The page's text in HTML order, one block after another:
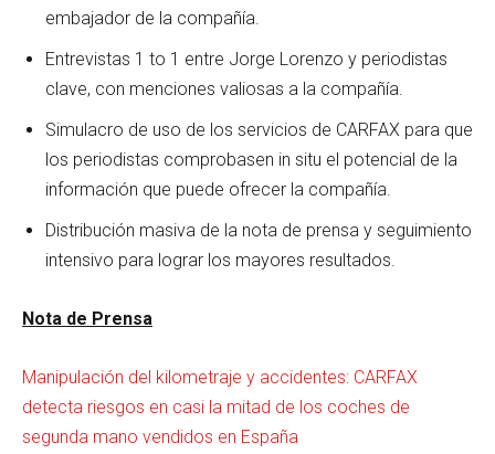
embajador de la compañía.
Entrevistas 1 to 1 entre Jorge Lorenzo y periodistas
clave, con menciones valiosas a la compañía.
Simulacro de uso de los servicios de CARFAX para que
los periodistas comprobasen in situ el potencial de la
información que puede ofrecer la compañía.
Distribución masiva de la nota de prensa y seguimiento
intensivo para lograr los mayores resultados.
Nota de Prensa
Manipulación del kilometraje y accidentes: CARFAX
detecta riesgos en casi la mitad de los coches de
segunda mano vendidos en España